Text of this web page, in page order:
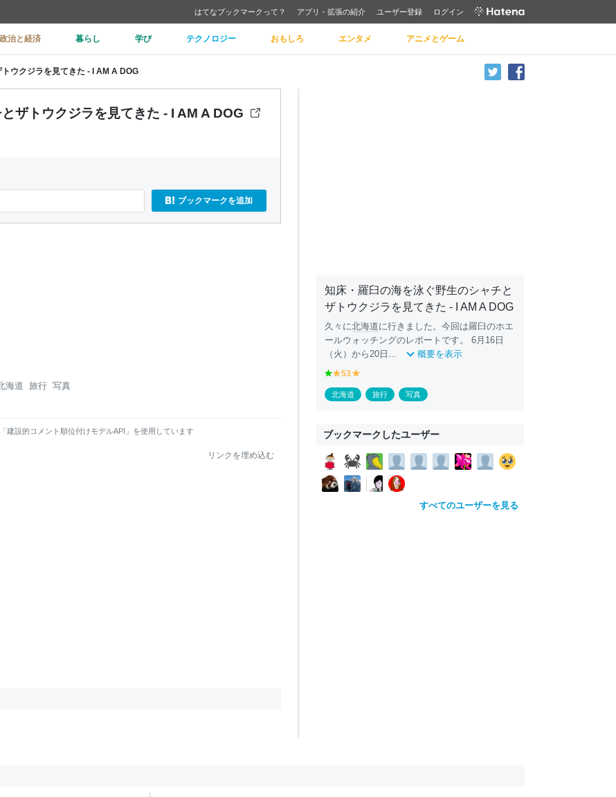
はてなブックマークって？ アプリ・拡張の紹介 ユーザー登録 ログイン
政治と経済 暮らし 学び テクノロジー おもしろ エンタメ アニメとゲーム
ウクジラを見てきた - I AM A DOG
ザトウクジラを見てきた - I AM A DOG
ブックマークを追加
海道 旅行 写真
建設的コメント順位付けモデルAPI」を使用しています
リンクを埋め込む
知床・羅臼の海を泳ぐ野生のシャチと
ザトウクジラを見てきた - I AM A DOG
久々に北海道に行きました。今回は羅臼のホエ
ールウォッチングのレポートです。 6月16日
（火）から20日...
概要を表示
g
r
e
y
e
ll
53
e
ll
北海道 旅行 写真
ブックマークしたユーザー
すべてのユーザーを見る